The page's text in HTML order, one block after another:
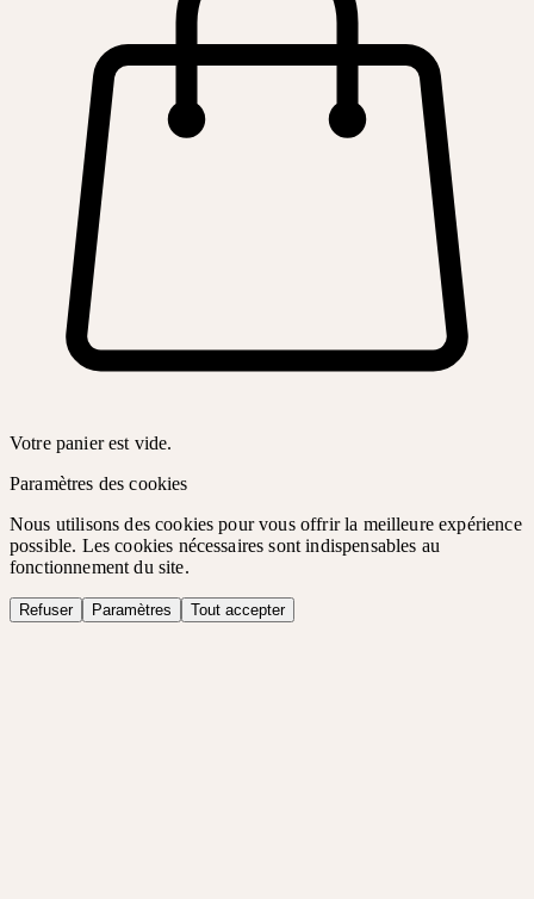
Votre panier est vide.
Paramètres des cookies
Nous utilisons des cookies pour vous offrir la meilleure expérience
possible. Les cookies nécessaires sont indispensables au
fonctionnement du site.
Refuser Paramètres Tout accepter